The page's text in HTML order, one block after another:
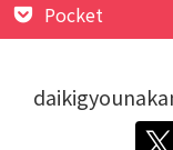
Pocket